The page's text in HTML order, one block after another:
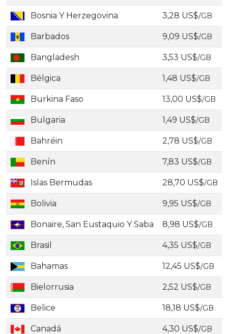
Bosnia Y Herzegovina 3,28 US$/GB
Barbados 9,09 US$/GB
Bangladesh 3,53 US$/GB
Bélgica 1,48 US$/GB
Burkina Faso 13,00 US$/GB
Bulgaria 1,49 US$/GB
Bahréin 2,78 US$/GB
Benín 7,83 US$/GB
Islas Bermudas 28,70 US$/GB
Bolivia 9,95 US$/GB
Bonaire, San Eustaquio Y Saba 8,98 US$/GB
Brasil 4,35 US$/GB
Bahamas 12,45 US$/GB
Bielorrusia 2,52 US$/GB
Belice 18,18 US$/GB
Canadá 4,30 US$/GB